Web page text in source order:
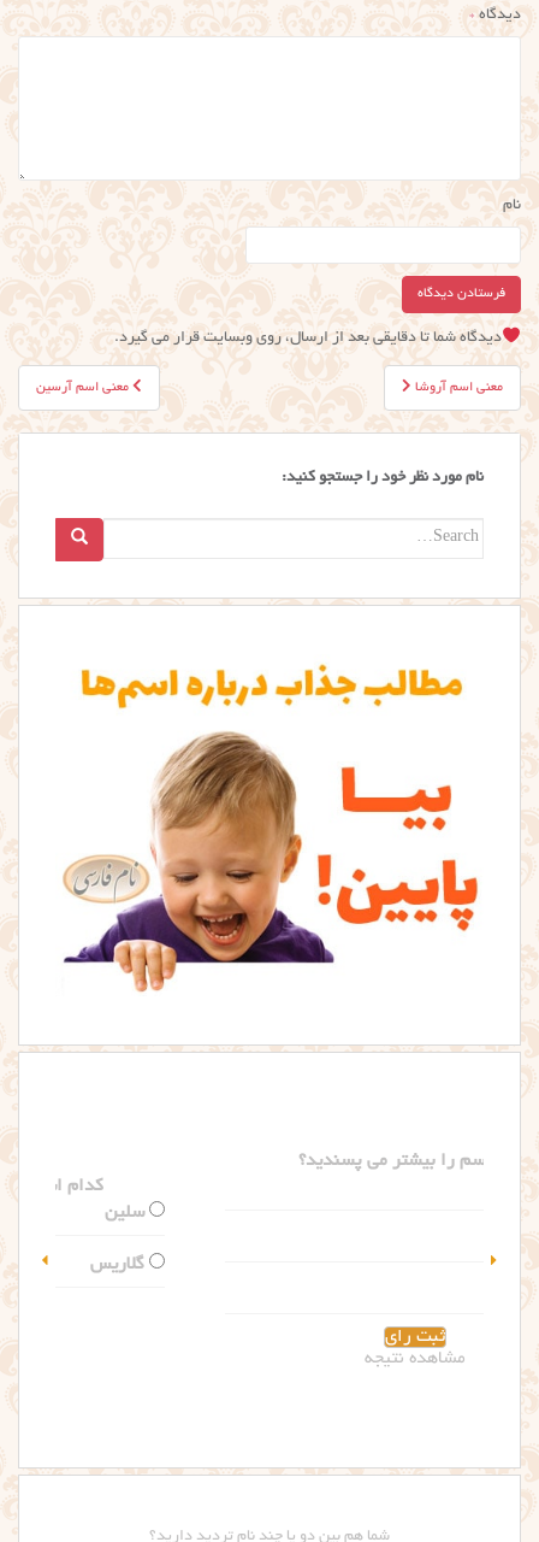
دیدگاه*
نام
دیدگاه شما تا دقایقی بعد از ارسال، روی وبسایت قرار می گیرد.
راهبری
نوشته
معنی اسم آرسین معنی اسم آروشا
نام مورد نظر خود را جستجو کنید:
Search
شما هم بین دو یا چند نام تردید دارید؟